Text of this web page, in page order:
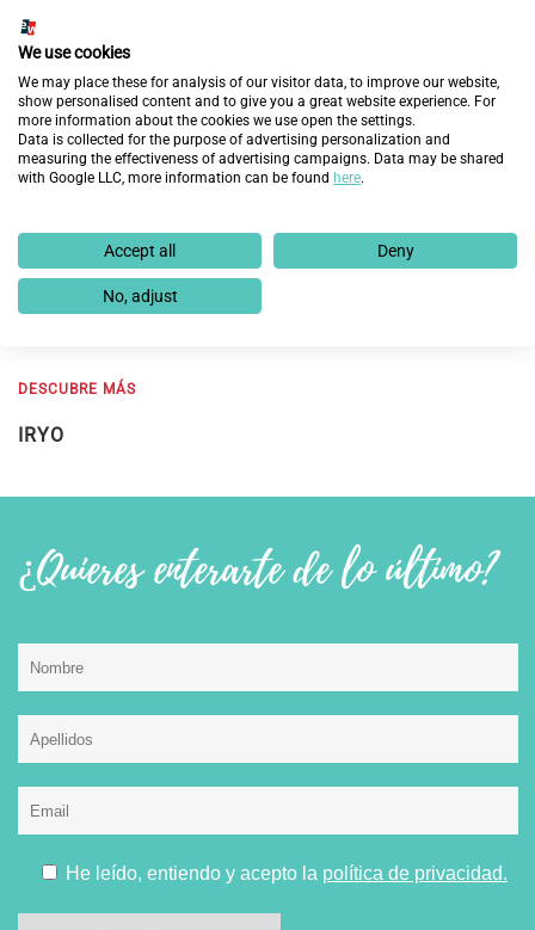
de los candidatos de la Fundación brindándoles formación
prelaboral.
Fundación Integra, con la colaboración de compañías
como iryo, ha facilitado desde 2001 más de24.500
empleos
para personas que gracias a ese trabajo han
Anteriores
DESCUBRE MÁS
IRYO
¿Quieres enterarte de lo último?
He leído, entiendo y acepto la política de privacidad.
We use cookies
We may place these for analysis of our visitor data, to improve our website,
show personalised content and to give you a great website experience. For
more information about the cookies we use open the settings.
Data is collected for the purpose of advertising personalization and
measuring the effectiveness of advertising campaigns. Data may be shared
with Google LLC, more information can be found here.
Accept all Deny
No, adjust